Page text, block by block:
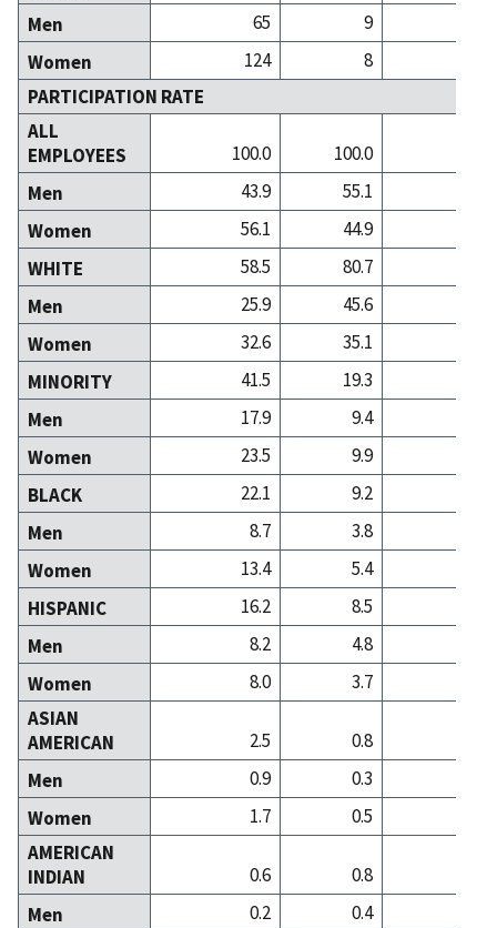
Men
65
9
Women
124 8
PARTICIPATION RATE
ALL
EMPLOYEES
100.0 100.0
Men
43.9 55.1
Women
56.1 44.9
WHITE
58.5 80.7
Men
25.9 45.6
Women
32.6 35.1
MINORITY
41.5 19.3
Men
17.9 9.4
Women
23.5 9.9
BLACK
22.1 9.2
Men
8.7 3.8
Women
13.4 5.4
HISPANIC
16.2 8.5
Men
8.2 4.8
Women
8.0 3.7
ASIAN
AMERICAN
2.5 0.8
Men
0.9 0.3
Women
1.7 0.5
AMERICAN
INDIAN
0.6 0.8
Men
0.2 0.4